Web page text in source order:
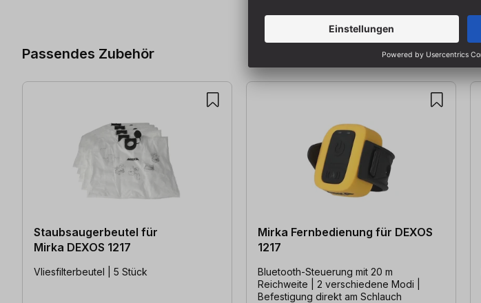
Passendes Zubehör
Staubsaugerbeutel für
Mirka DEXOS 1217
Vliesfilterbeutel | 5 Stück
Mirka Fernbedienung für DEXOS
1217
Bluetooth-Steuerung mit 20 m
Reichweite | 2 verschiedene Modi |
Befestigung direkt am Schlauch